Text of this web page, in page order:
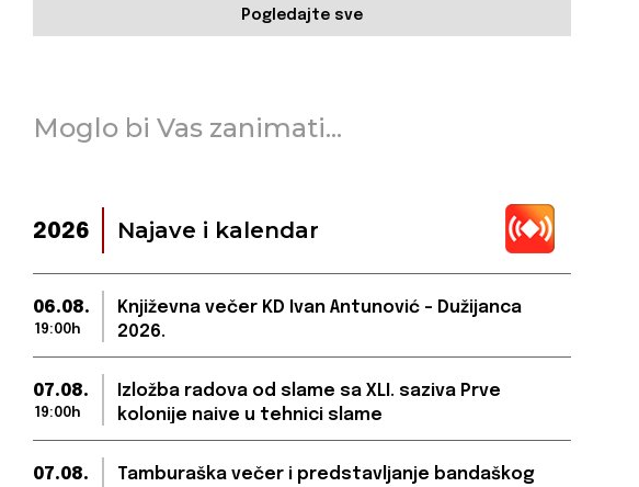
Pogledajte sve
Moglo bi Vas zanimati...
2026 Najave i kalendar
06.08.
19:00h
Književna večer KD Ivan Antunović – Dužijanca
2026.
07.08.
19:00h
Izložba radova od slame sa XLI. saziva Prve
kolonije naive u tehnici slame
07.08.
Tamburaška večer i predstavljanje bandaškog